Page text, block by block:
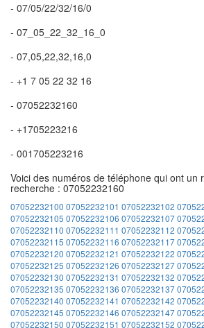
- 07/05/22/32/16/0
- 07_05_22_32_16_0
- 07,05,22,32,16,0
- +1 7 05 22 32 16
- 07052232160
- +1705223216
- 001705223216
Voici des numéros de téléphone qui ont un
recherche : 07052232160
07052232100 07052232101 07052232102
07052232105 07052232106 07052232107
07052232110 07052232111 07052232112
07052232115 07052232116 07052232117
07052232120 07052232121 07052232122
07052232125 07052232126 07052232127
07052232130 07052232131 07052232132
07052232135 07052232136 07052232137
07052232140 07052232141 07052232142
07052232145 07052232146 07052232147
07052232150 07052232151 07052232152